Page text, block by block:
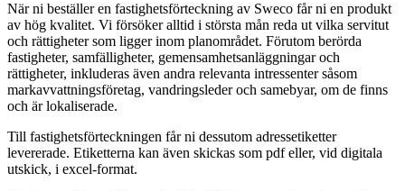
När ni beställer en fastighetsförteckning av Sweco får ni en produkt
av hög kvalitet. Vi försöker alltid i största mån reda ut vilka servitut
och rättigheter som ligger inom planområdet. Förutom berörda
fastigheter, samfälligheter, gemensamhetsanläggningar och
rättigheter, inkluderas även andra relevanta intressenter såsom
markavvattningsföretag, vandringsleder och samebyar, om de finns
och är lokaliserade.
Till fastighetsförteckningen får ni dessutom adressetiketter
levererade. Etiketterna kan även skickas som pdf eller, vid digitala
utskick, i excel-format.